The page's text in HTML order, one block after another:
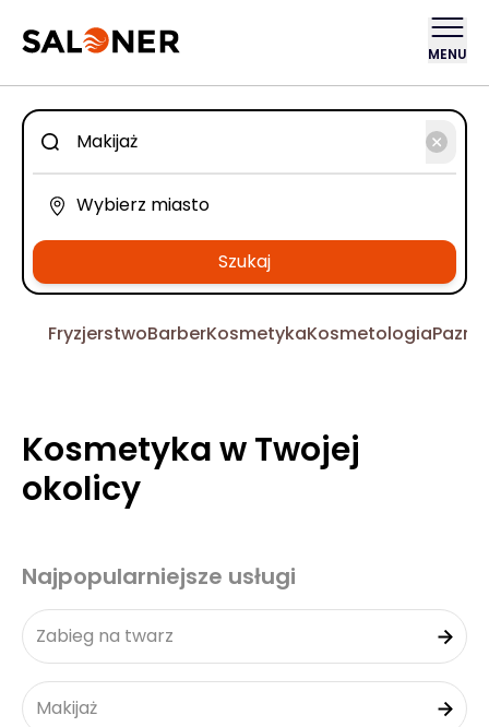
MENU
Szukaj
FryzjerstwoBarberKosmetykaKosmetologia
Kosmetyka w Twojej
okolicy
Najpopularniejsze usługi
Zabieg na twarz
Makijaż